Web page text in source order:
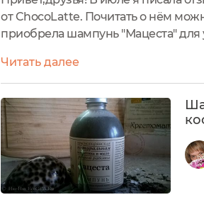
от ChocoLatte. Почитать о нём
приобрела шампунь "Мацеста" для
когда делала заказ в нашем
Читать далее